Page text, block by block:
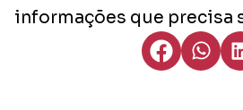
informações que precisa